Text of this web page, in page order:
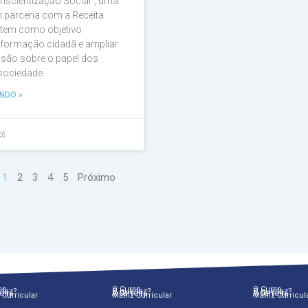
parceria com a Receita
tem como objetivo
cidadã e ampliar
sobre o papel dos
»
1 2 3 4 5 Próximo
faz?
Curricular
O Curso
O que faz?
A Carreira
Matriz Curricular
O Curso
O que faz?
A Carreira
Matriz